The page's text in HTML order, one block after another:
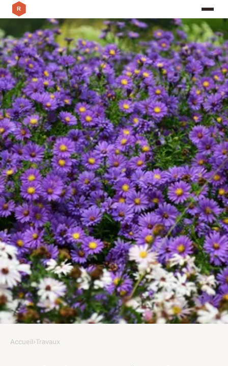
Accueil›Travaux